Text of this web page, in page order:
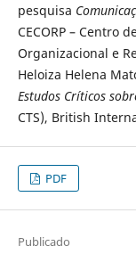
pesquisa
CECORP – Centro
Organizacional e
Heloiza Helena
Estudos Críticos
CTS), British
PDF
Publicado